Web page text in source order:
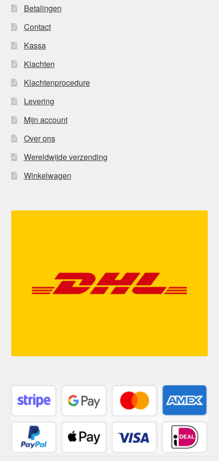
Betalingen
Contact
Kassa
Klachten
Klachtenprocedure
Levering
Mijn account
Over ons
Wereldwijde verzending
Winkelwagen